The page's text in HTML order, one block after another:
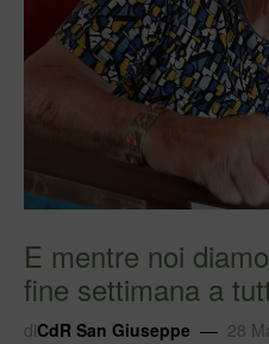
E mentre noi
fine settimana a
diCdR San Giuseppe 28